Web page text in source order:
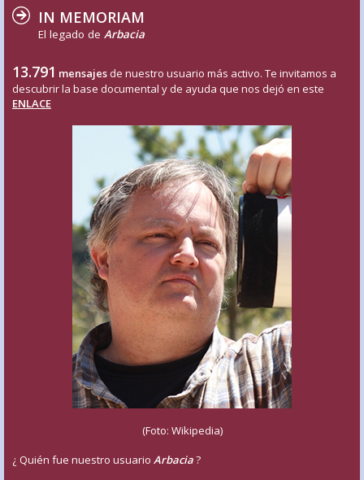
IN MEMORIAM
El legado de Arbacia
13.791 mensajes de nuestro usuario más activo. Te invitamos a
descubrir la base documental y de ayuda que nos dejó en este
ENLACE
(Foto: Wikipedia)
¿ Quién fue nuestro usuario Arbacia?